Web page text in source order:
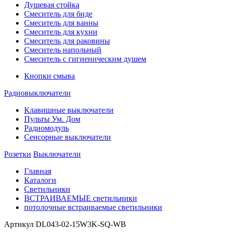
Душевая стойка
Смеситель для биде
Смеситель для ванны
Смеситель для кухни
Смеситель для раковины
Смеситель напольный
Смеситель с гигиеническим душем
Кнопки смыва
Радиовыключатели
Клавишные выключатели
Пульты Ум. Дом
Радиомодуль
Сенсорные выключатели
Розетки Выключатели
Главная
Каталоги
Светильники
ВСТРАИВАЕМЫЕ светильники
потолочные встраиваемые светильники
Артикул DL043-02-15W3K-SQ-WB